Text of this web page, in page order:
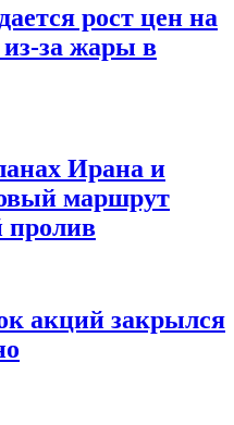
рост цен на
из-за жары в
Ирана и
маршрут
пролив
акций закрылся